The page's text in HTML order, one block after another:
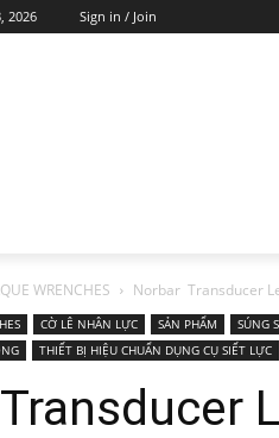
2026 Sign in / Join
WRENCHES Norbar Transducer
CỜ LÊ NHÂN LỰC SẢN PHẨM SÚNG
THIẾT BỊ HIỆU CHUẨN DỤNG CỤ SIẾT LỰC